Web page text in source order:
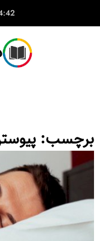
AM
برچسب: